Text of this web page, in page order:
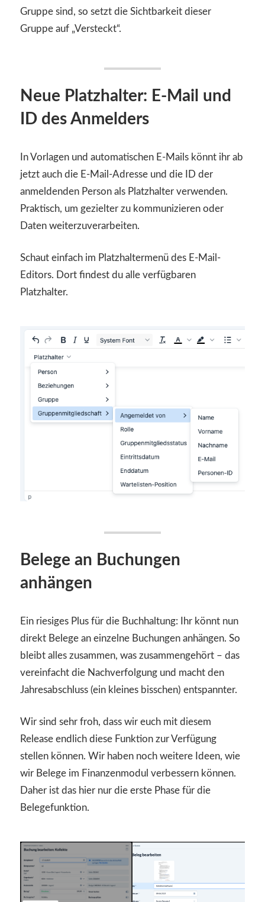
Gruppe sind, so setzt die Sichtbarkeit dieser
Gruppe auf „Versteckt“.
Neue Platzhalter: E-Mail und
ID des Anmelders
In Vorlagen und automatischen E-Mails könnt ihr ab
jetzt auch die E-Mail-Adresse und die ID der
anmeldenden Person als Platzhalter verwenden.
Praktisch, um gezielter zu kommunizieren oder
Daten weiterzuverarbeiten.
Schaut einfach im Platzhaltermenü des E-Mail-
Editors. Dort findest du alle verfügbaren
Platzhalter.
Belege an Buchungen
anhängen
Ein riesiges Plus für die Buchhaltung: Ihr könnt nun
direkt Belege an einzelne Buchungen anhängen. So
bleibt alles zusammen, was zusammengehört – das
vereinfacht die Nachverfolgung und macht den
Jahresabschluss (ein kleines bisschen) entspannter.
Wir sind sehr froh, dass wir euch mit diesem
Release endlich diese Funktion zur Verfügung
stellen können. Wir haben noch weitere Ideen, wie
wir Belege im Finanzenmodul verbessern können.
Daher ist das hier nur die erste Phase für die
Belegefunktion.